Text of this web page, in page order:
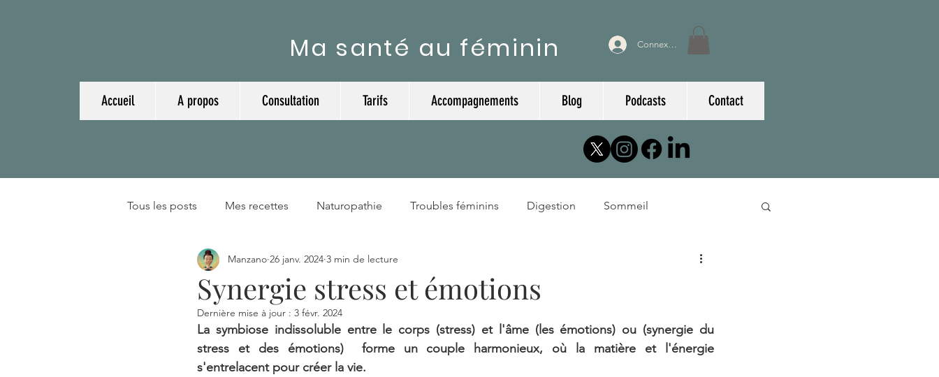
Ma santé au féminin Connexion
Accueil A propos Consultation Tarifs Accompagnements Blog Podcasts Contact
Tous les posts Mes recettes Naturopathie Troubles féminins Digestion Sommeil
Plantes et huiles essentielles
Synergie stress et émotions
Manzano 26 janv. 2024 3 min de lecture
Dernière mise à jour : 3 févr. 2024
La symbiose indissoluble entre le corps (stress) et l'âme (les émotions) ou (synergie du
stress et des émotions)  forme un couple harmonieux, où la matière et l'énergie
s'entrelacent pour créer la vie.